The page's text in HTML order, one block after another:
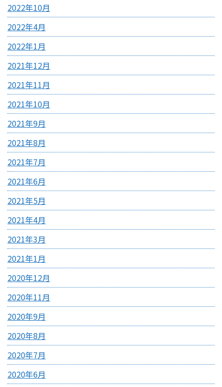
2022年10月
2022年4月
2022年1月
2021年12月
2021年11月
2021年10月
2021年9月
2021年8月
2021年7月
2021年6月
2021年5月
2021年4月
2021年3月
2021年1月
2020年12月
2020年11月
2020年9月
2020年8月
2020年7月
2020年6月